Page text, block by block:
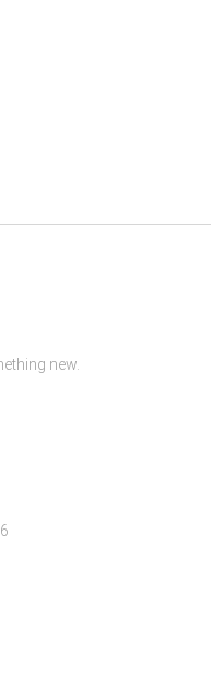
new.